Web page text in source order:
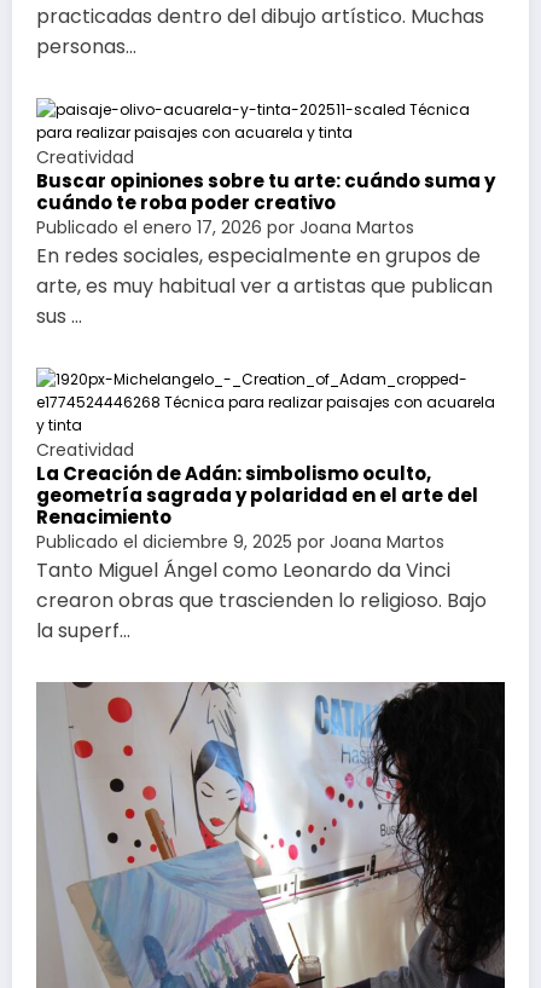
practicadas dentro del dibujo artístico. Muchas
personas…
Creatividad
Buscar opiniones sobre tu arte: cuándo suma y
cuándo te roba poder creativo
Publicado el enero 17, 2026 por Joana Martos
En redes sociales, especialmente en grupos de
arte, es muy habitual ver a artistas que publican
sus …
Creatividad
La Creación de Adán: simbolismo oculto,
geometría sagrada y polaridad en el arte del
Renacimiento
Publicado el diciembre 9, 2025 por Joana Martos
Tanto Miguel Ángel como Leonardo da Vinci
crearon obras que trascienden lo religioso. Bajo
la superf…